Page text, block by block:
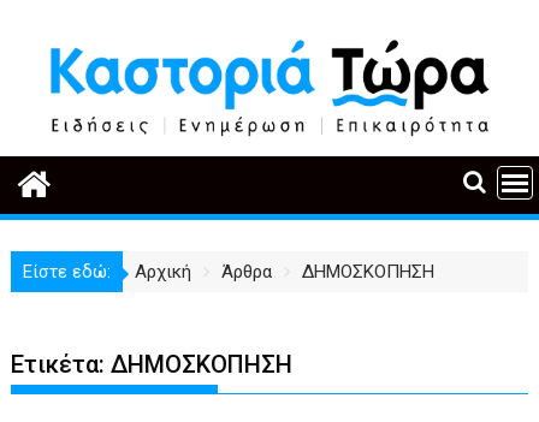
περιεχόμενο
Είστε εδώ: Αρχική Άρθρα ΔΗΜΟΣΚΟΠΗΣΗ
Ετικέτα:ΔΗΜΟΣΚΟΠΗΣΗ